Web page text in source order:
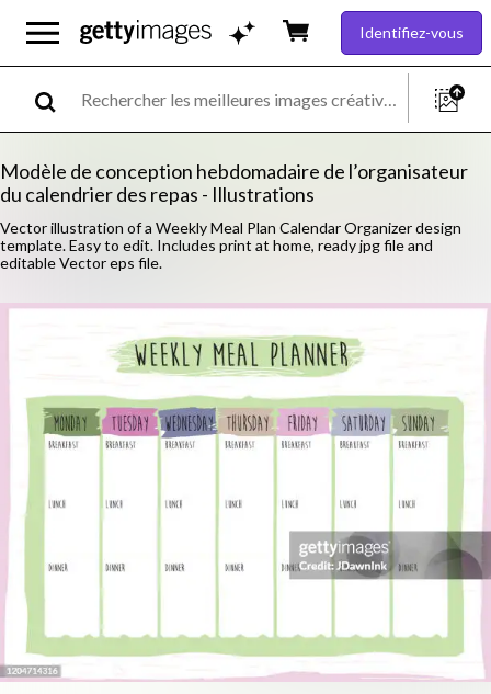
Identifiez-vous
Modèle de conception hebdomadaire de l’organisateur
du calendrier des repas - Illustrations
Vector illustration of a Weekly Meal Plan Calendar Organizer design
template. Easy to edit. Includes print at home, ready jpg file and
editable Vector eps file.